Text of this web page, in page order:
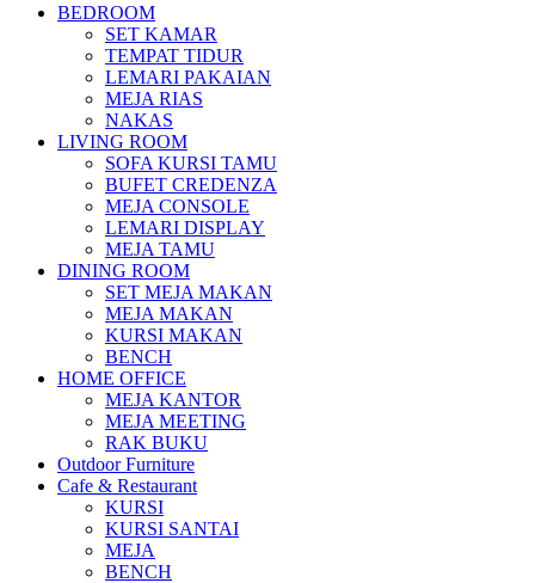
BEDROOM
SET KAMAR
TEMPAT TIDUR
LEMARI PAKAIAN
MEJA RIAS
NAKAS
LIVING ROOM
SOFA KURSI TAMU
BUFET CREDENZA
MEJA CONSOLE
LEMARI DISPLAY
MEJA TAMU
DINING ROOM
SET MEJA MAKAN
MEJA MAKAN
KURSI MAKAN
BENCH
HOME OFFICE
MEJA KANTOR
MEJA MEETING
RAK BUKU
Outdoor Furniture
Cafe & Restaurant
KURSI
KURSI SANTAI
MEJA
BENCH